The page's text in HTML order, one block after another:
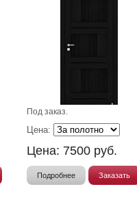
Под заказ.
Цена:
Цена: 7500 руб.
Подробнее Заказать